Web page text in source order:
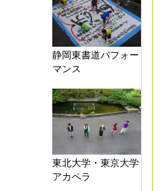
静岡東書道パフォー
マンス
東北大学・東京大学
アカペラ